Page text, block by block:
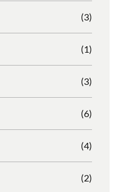
(3)
(1)
(3)
(6)
(4)
(2)